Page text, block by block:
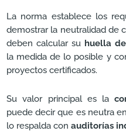
La norma establece los
demostrar la neutralidad de
deben calcular su huella
la medida de lo posible y
proyectos certificados.
Su valor principal es la
puede decir que es neutra
lo respalda con auditorías